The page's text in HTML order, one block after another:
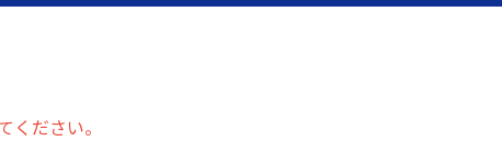
ください。